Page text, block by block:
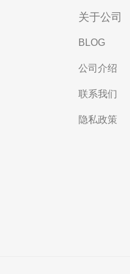
关于公司
BLOG
公司介绍
联系我们
隐私政策